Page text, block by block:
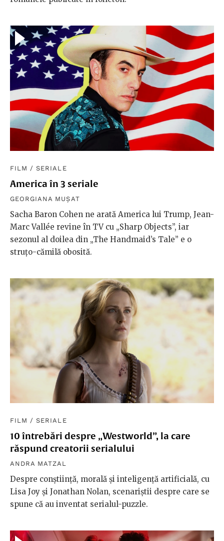
FILM /SERIALE
America în 3 seriale
GEORGIANA MUȘAT
Sacha Baron Cohen ne arată America lui Trump, Jean-
Marc Vallée revine în TV cu „Sharp Objects”, iar
sezonul al doilea din „The Handmaid’s Tale” e o
struțo-cămilă obosită.
FILM /SERIALE
10 întrebări despre „Westworld”, la care
răspund creatorii serialului
ANDRA MATZAL
Despre conștiință, morală și inteligență artificială, cu
Lisa Joy și Jonathan Nolan, scenariștii despre care se
spune că au inventat serialul-puzzle.